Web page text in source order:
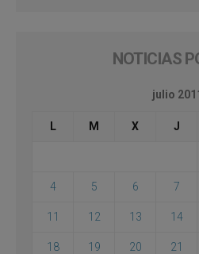
NOTICIAS
julio
L M X J
4 5 6 7
11 12 13 14
18 19 20 21